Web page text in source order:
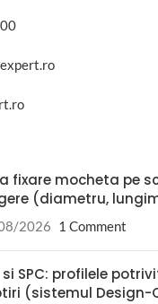
fixare mocheta pe
(diametru,
2026 1 Comment
si SPC: profilele
(sistemul Design-